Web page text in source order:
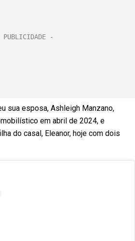
sua esposa, Ashleigh Manzano,
em abril de 2024, e
do casal, Eleanor, hoje com dois